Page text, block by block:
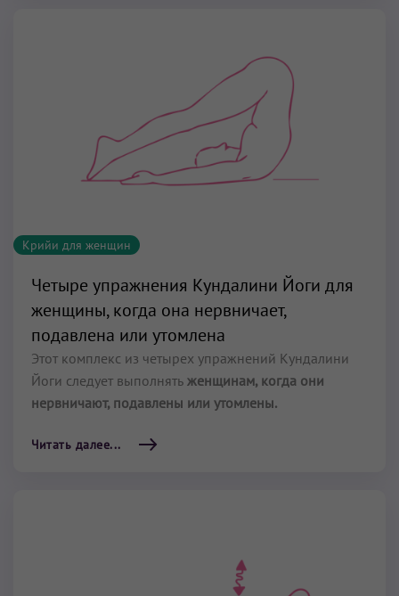
Крийи для женщин
Четыре упражнения Кундалини Йоги для
женщины, когда она нервничает,
подавлена или утомлена
Этот комплекс из четырех упражнений Кундалини
Йоги следует выполнять женщинам, когда они
нервничают, подавлены или утомлены.
Читать далее...